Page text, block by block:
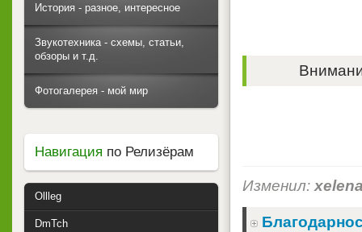
Изменил:
История - разное, интересное
Звукотехника - схемы, статьи,
обзоры и т.д.
Фотогалерея - мой мир
Навигация по Релизёрам
Ollleg
DmTch